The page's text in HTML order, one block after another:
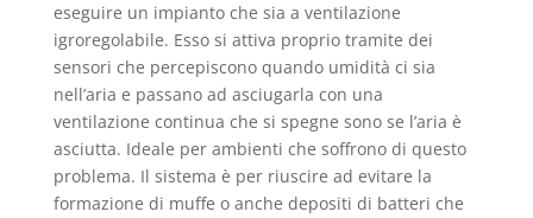
eseguire un impianto che sia a ventilazione
igroregolabile. Esso si attiva proprio tramite dei
sensori che percepiscono quando umidità ci sia
nell’aria e passano ad asciugarla con una
ventilazione continua che si spegne sono se l’aria è
asciutta. Ideale per ambienti che soffrono di questo
problema. Il sistema è per riuscire ad evitare la
formazione di muffe o anche depositi di batteri che